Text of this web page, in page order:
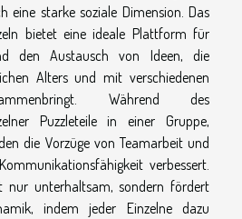
eine starke soziale Dimension. Das
bietet eine ideale Plattform für
den Austausch von Ideen, die
Alters und mit verschiedenen
Während des
Puzzleteile in einer Gruppe,
die Vorzüge von Teamarbeit und
verbessert.
nur unterhaltsam, sondern fördert
indem jeder Einzelne dazu